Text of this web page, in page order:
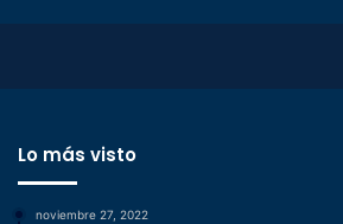
Lo más visto
noviembre 27, 2022